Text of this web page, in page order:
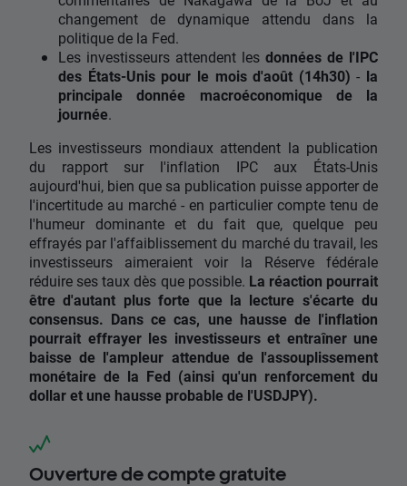
changement de dynamique attendu dans la
politique de la Fed.
Les investisseurs attendent les données de l'IPC
des États-Unis pour le mois d'août (14h30)- la
principale donnée macroéconomique de la
journée.
Les investisseurs mondiaux attendent la publication
du rapport sur l'inflation IPC aux États-Unis
aujourd'hui, bien que sa publication puisse apporter de
l'incertitude au marché - en particulier compte tenu de
l'humeur dominante et du fait que, quelque peu
effrayés par l'affaiblissement du marché du travail, les
investisseurs aimeraient voir la Réserve fédérale
réduire ses taux dès que possible. La réaction pourrait
être d'autant plus forte que la lecture s'écarte du
consensus. Dans ce cas, une hausse de l'inflation
pourrait effrayer les investisseurs et entraîner une
baisse de l'ampleur attendue de l'assouplissement
monétaire de la Fed (ainsi qu'un renforcement du
dollar et une hausse probable de l'USDJPY).
Ouverture de compte gratuite